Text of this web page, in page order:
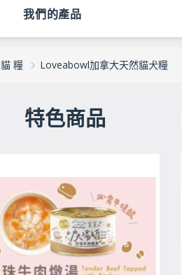
我們的產品
貓 糧 Loveabowl加拿大天然貓犬糧
特色商品